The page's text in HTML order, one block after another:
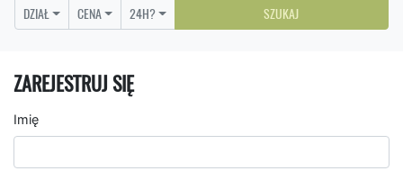
DZIAŁ CENA 24H? SZUKAJ
ZAREJESTRUJ SIĘ
Imię